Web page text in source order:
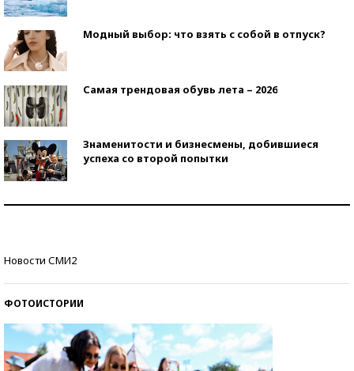
Модный выбор: что взять с собой в отпуск?
Самая трендовая обувь лета – 2026
Знаменитости и бизнесмены, добившиеся
успеха со второй попытки
Новости СМИ2
ФОТОИСТОРИИ